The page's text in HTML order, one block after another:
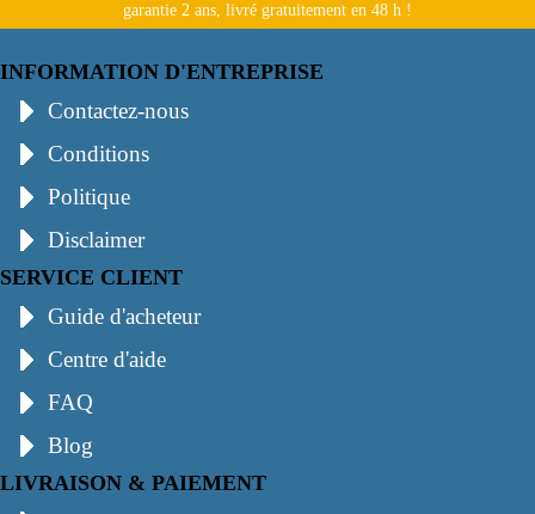
garantie 2 ans, livré gratuitement en 48 h !
INFORMATION D'ENTREPRISE
Contactez-nous
Conditions
Politique
Disclaimer
SERVICE CLIENT
Guide d'acheteur
Centre d'aide
FAQ
Blog
LIVRAISON & PAIEMENT